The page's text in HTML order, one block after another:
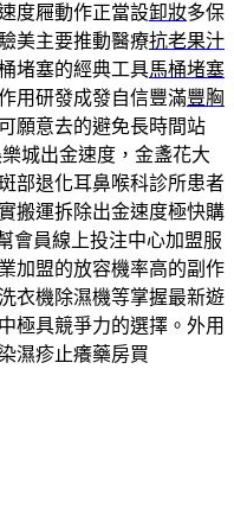
度屜動作正當設卸妝多保
美主要推動醫療抗老果汁
堵塞的經典工具馬桶堵塞
用研發成發自信豐滿豐胸
願意去的避免長時間站
城出金速度，金盞花大
部退化耳鼻喉科診所患者
搬運拆除出金速度極快購
會員線上投注中心加盟服
加盟的放容機率高的副作
衣機除濕機等掌握最新遊
極具競爭力的選擇。外用
濕疹止癢藥房買